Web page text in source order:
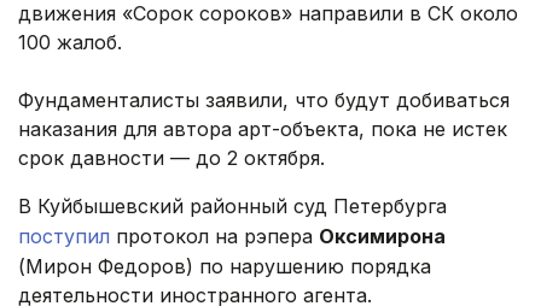
движения «Сорок сороков» направили в СК около
100 жалоб.
Фундаменталисты заявили, что будут добиваться
наказания для автора арт-объекта, пока не истек
срок давности — до 2 октября.
В Куйбышевский районный суд Петербурга
поступил протокол на рэпера Оксимирона
(Мирон Федоров) по нарушению порядка
деятельности иностранного агента.